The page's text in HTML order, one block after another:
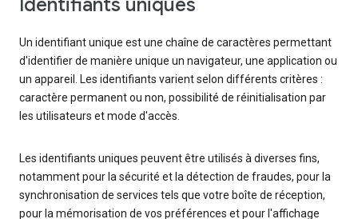
Identifiants uniques
Un identifiant unique est une chaîne de caractères permettant
d'identifier de manière unique un navigateur, une application ou
un appareil. Les identifiants varient selon différents critères :
caractère permanent ou non, possibilité de réinitialisation par
les utilisateurs et mode d'accès.
Les identifiants uniques peuvent être utilisés à diverses fins,
notamment pour la sécurité et la détection de fraudes, pour la
synchronisation de services tels que votre boîte de réception,
pour la mémorisation de vos préférences et pour l'affichage